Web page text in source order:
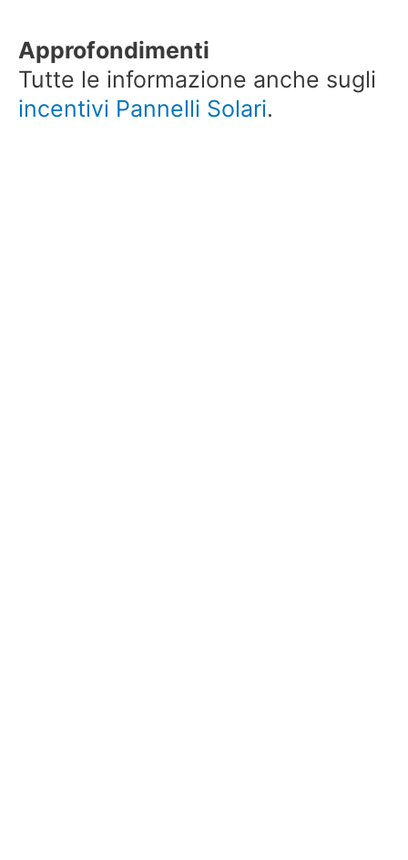
Approfondimenti
Tutte le informazione anche sugli
incentivi Pannelli Solari.